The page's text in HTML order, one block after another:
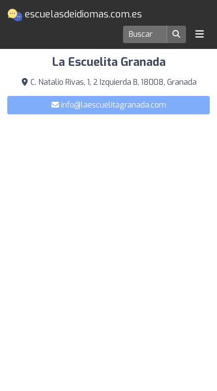
escuelasdeidiomas.com.es
Escuelas de idiomas en Granada
La Escuelita Granada
C. Natalio Rivas, 1, 2 Izquierda B, 18008, Granada
info@laescuelitagranada.com